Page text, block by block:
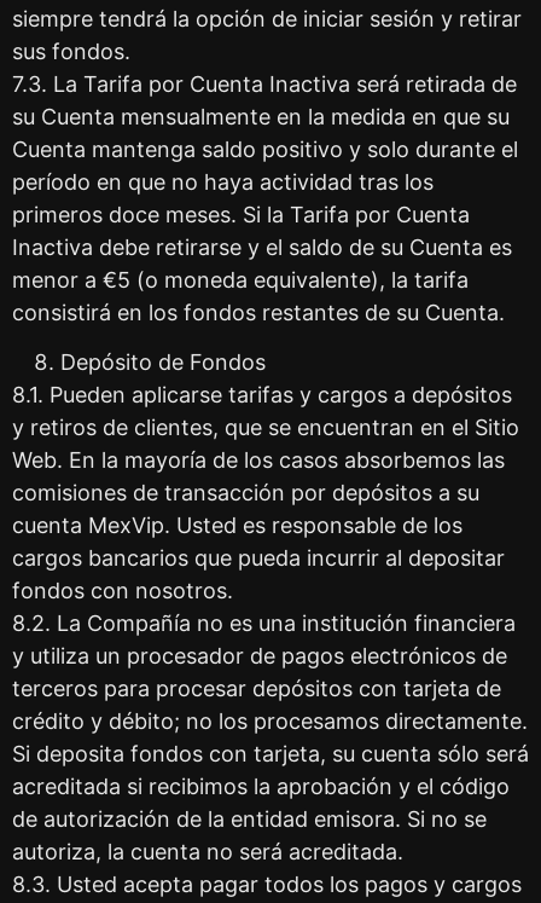
siempre tendrá la opción de iniciar sesión y retirar
sus fondos.
7.3. La Tarifa por Cuenta Inactiva será retirada de
su Cuenta mensualmente en la medida en que su
Cuenta mantenga saldo positivo y solo durante el
período en que no haya actividad tras los
primeros doce meses. Si la Tarifa por Cuenta
Inactiva debe retirarse y el saldo de su Cuenta es
menor a €5 (o moneda equivalente), la tarifa
consistirá en los fondos restantes de su Cuenta.
Depósito de Fondos
8.1. Pueden aplicarse tarifas y cargos a depósitos
y retiros de clientes, que se encuentran en el Sitio
Web. En la mayoría de los casos absorbemos las
comisiones de transacción por depósitos a su
cuenta MexVip. Usted es responsable de los
cargos bancarios que pueda incurrir al depositar
fondos con nosotros.
8.2. La Compañía no es una institución financiera
y utiliza un procesador de pagos electrónicos de
terceros para procesar depósitos con tarjeta de
crédito y débito; no los procesamos directamente.
Si deposita fondos con tarjeta, su cuenta sólo será
acreditada si recibimos la aprobación y el código
de autorización de la entidad emisora. Si no se
autoriza, la cuenta no será acreditada.
8.3. Usted acepta pagar todos los pagos y cargos